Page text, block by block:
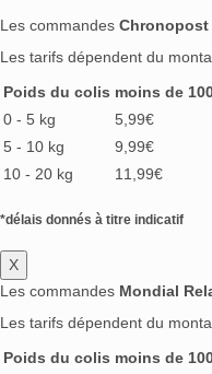
Les commandes Chronopost
Les tarifs dépendent du
Poids du colis moins de
0 - 5 kg
5,99€
5 - 10 kg
9,99€
10 - 20 kg
11,99€
*délais donnés à titre indicatif
X
Les commandes Mondial
Les tarifs dépendent du
Poids du colis moins de